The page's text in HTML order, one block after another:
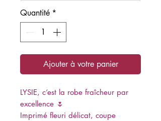
Quantité *
Ajouter à votre panier
LYSIE, c’est la robe fraîcheur par
excellence 🌷
Imprimé fleuri délicat, coupe